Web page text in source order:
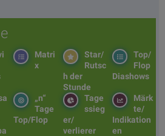
Top/
Flop
Diashows
Star/
Rutsc
h der
Stunde
Matri
x
Märk
te/
Indikation
en
Tage
ssieg
er/
verlierer
„n“
Tage
Top/Flop